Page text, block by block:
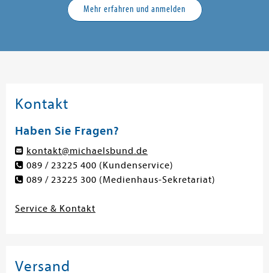
Mehr erfahren und anmelden
Kontakt
Haben Sie Fragen?
kontakt@michaelsbund.de
089 / 23225 400 (Kundenservice)
089 / 23225 300 (Medienhaus-Sekretariat)
Service & Kontakt
Versand